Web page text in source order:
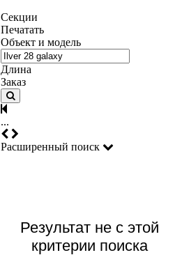
Секции
Печатать
Объект и модель
Длина
Заказ
...
Расширенный поиск
Результат не с этой
критерии поиска